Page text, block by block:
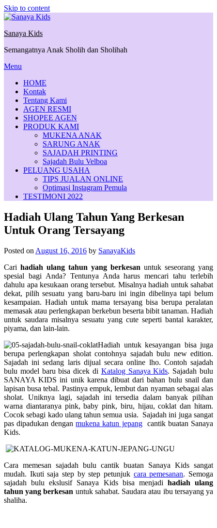
Skip to content
Sanaya Kids
Semangatnya Anak Sholih dan Sholihah
Menu
HOME
Kontak
Tentang Kami
AGEN RESMI
SHOPEE AGEN
PRODUK KAMI
MUKENA ANAK
SARUNG ANAK
SAJADAH PRINTING
Sajadah Bulu Velboa
PELUANG USAHA
TIPS JUALAN ONLINE
Optimasi Instagram Pemula
TESTIMONI 2022
Hadiah Ulang Tahun Yang Berkesan
Untuk Orang Tersayang
Posted on August 16, 2016 by SanayaKids
Cari hadiah ulang tahun yang berkesan untuk seseorang yang
spesial bagi Anda? Tentunya Anda harus mencari tahu terlebih
dahulu apa kesukaan orang tersebut. Misalnya hadiah untuk sahabat
dekat, pilih sesuatu yang baru-baru ini ingin dibelinya tapi belum
kesampaian. Hadiah untuk mama tersayang bisa berupa peralatan
memasak atau perlengkapan berkebun beserta bibit tanaman. Hadiah
untuk saudara misalnya sesuatu yang cute seperti bantal karakter,
piyama, dan lain-lain.
Hadiah untuk kesayangan bisa juga
berupa perlengkapan sholat contohnya sajadah bulu new edition.
Sajadah ini sedang laris dijual secara online lho. Contoh sajadah
bulu model baru bisa dicek di Katalog Sanaya Kids. Sajadah bulu
SANAYA KIDS ini unik karena dibuat dari bahan bulu snail dan
lapisan busa tebal. Pastinya empuk, lembut dan nyaman sebagai alas
sholat. Uniknya lagi, sajadah ini tersedia dalam banyak pilihan
warna diantaranya pink, baby pink, biru, hijau, coklat dan hitam.
Cocok sebagi kado ulang tahun semua usia. Sajadah ini juga sangat
pas dipadukan denganmukena katun jepangcantik buatan Sanaya
Kids.
Cara memesan sajadah bulu cantik buatan Sanaya Kids sangat
mudah. Ikuti saja step by step petunjuk cara pemesanan. Semoga
sajadah bulu ekslusif Sanaya Kids bisa menjadi hadiah ulang
tahun yang berkesan untuk sahabat. Saudara atau ibu tersayang ya
shaliha.